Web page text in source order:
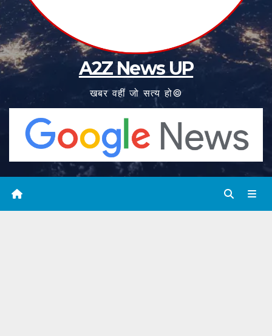
A2Z News UP
खबर वहीं जो सत्य हो©